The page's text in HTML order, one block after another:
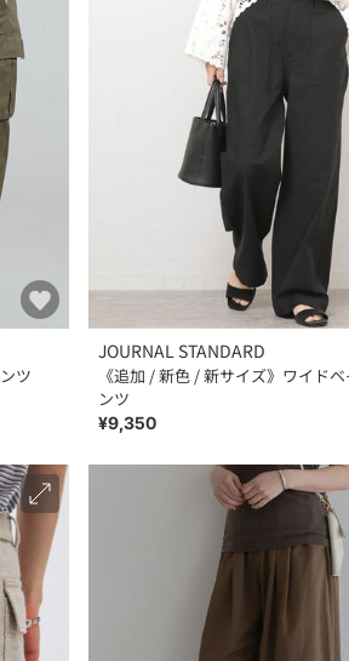
ツ
JOURNAL STANDARD
《追加 / 新色 / 新サイズ》ワイド
ンツ
¥9,350